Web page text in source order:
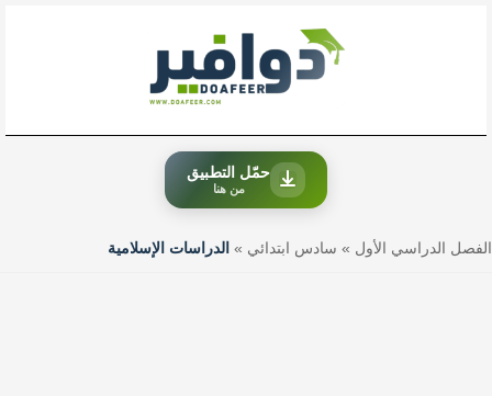
حمّل التطبيق
من هنا
الفصل الدراسي الأول » سادس ابتدائي » الدراسات الإسلامية